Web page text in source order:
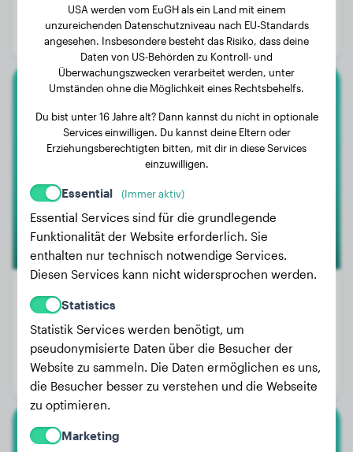
14 Jahre, 7 Monate
Geschlecht:
Rüde
Daisy
Gewicht:
Alter:
3 Jahre, 9 Monate
Geschlecht:
Hündinn
USA werden vom EuGH als ein Land mit einem
unzureichenden Datenschutzniveau nach EU-Standards
angesehen. Insbesondere besteht das Risiko, dass deine
Daten von US-Behörden zu Kontroll- und
Überwachungszwecken verarbeitet werden, unter
Umständen ohne die Möglichkeit eines Rechtsbehelfs.
Du bist unter 16 Jahre alt? Dann kannst du nicht in optionale
Services einwilligen. Du kannst deine Eltern oder
Erziehungsberechtigten bitten, mit dir in diese Services
einzuwilligen.
Essential (Immer aktiv)
Essential Services sind für die grundlegende
Funktionalität der Website erforderlich. Sie
enthalten nur technisch notwendige Services.
Diesen Services kann nicht widersprochen werden.
Statistics
Statistik Services werden benötigt, um
pseudonymisierte Daten über die Besucher der
Website zu sammeln. Die Daten ermöglichen es uns,
die Besucher besser zu verstehen und die Webseite
zu optimieren.
Marketing